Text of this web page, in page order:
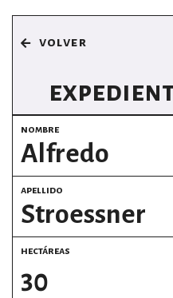
Despacio
especiales
estronismo climático
escuelas fumigadas
volver
nombre
Alfredo
apellido
Stroessner
hectáreas
30